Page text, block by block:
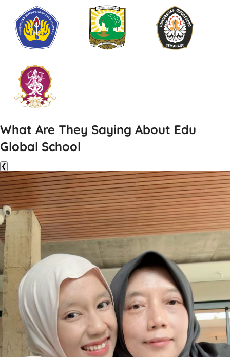
What Are They Saying About Edu
Global School
❮